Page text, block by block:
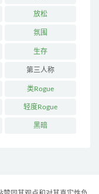
放松
氛围
生存
第三人称
类Rogue
轻度Rogue
黑暗